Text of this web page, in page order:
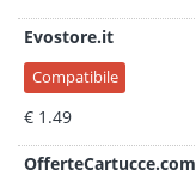
Evostore.it
Compatibile
€ 1.49
OfferteCartucce.com